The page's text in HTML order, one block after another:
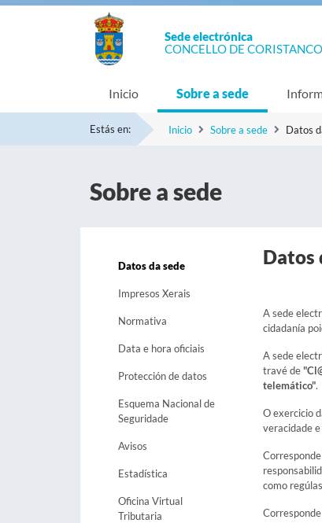
Sede electrónica
CONCELLO DE CORISTANCO
Inicio Sobre a sede
Estás en: Inicio Sobre a sede Datos
Sobre a sede
Datos da sede
Impresos Xerais
Normativa
Data e hora oficiais
Protección de datos
Esquema Nacional de
Seguridade
Avisos
Estadística
Oficina Virtual
Tributaria
Datos
A sede
cidadanía
A sede
travé de
telemático".
O exercicio
veracidade
como